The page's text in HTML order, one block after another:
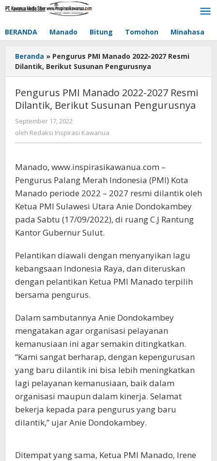
Lewati
BERANDA Manado Bitung Tomohon Minahasa
Beranda » Pengurus PMI Manado 2022-2027 Resmi
Dilantik, Berikut Susunan Pengurusnya
Pengurus PMI Manado 2022-2027 Resmi
Dilantik, Berikut Susunan Pengurusnya
September 17, 2022
Redaksi
oleh Redaksi Inspirasi Kawanua
Manado, www.inspirasikawanua.com –
Pengurus Palang Merah Indonesia (PMI) Kota
Manado periode 2022 – 2027 resmi dilantik oleh
Ketua PMI Sulawesi Utara Anie Dondokambey
pada Sabtu (17/09/2022), di ruang C.J Rantung
Kantor Gubernur Sulut.
Pelantikan diawali dengan menyanyikan lagu
kebangsaan Indonesia Raya, dan diteruskan
dengan pelantikan Ketua PMI Manado terpilih
bersama pengurus.
Dalam sambutannya Anie Dondokambey
mengatakan agar organisasi pelayanan
kemanusiaan ini agar semakin ditingkatkan.
“Kami sangat berharap, dengan kepengurusan
yang baru dilantik ini bisa lebih meningkatkan
lagi pelayanan kemanusiaan, baik dalam
organisasi maupun dalam kinerja. Selamat
bekerja kepada para pengurus yang baru
dilantik,” ujar Anie Dondokambey.
Ditempat yang sama, Ketua PMI Manado, Irene